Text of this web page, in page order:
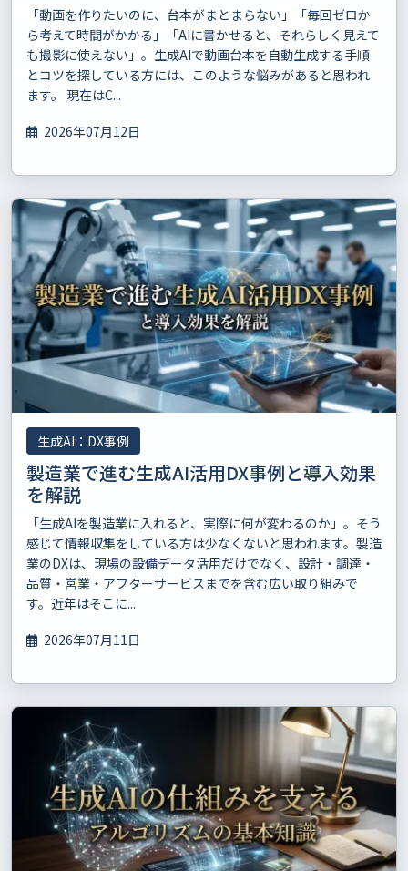
「動画を作りたいのに、台本がまとまらない」「毎回ゼロか
ら考えて時間がかかる」「AIに書かせると、それらしく見えて
も撮影に使えない」。生成AIで動画台本を自動生成する手順
とコツを探している方には、このような悩みがあると思われ
ます。 現在はC...
2026年07月12日
生成AI：DX事例
製造業で進む生成AI活用DX事例と導入効果
を解説
「生成AIを製造業に入れると、実際に何が変わるのか」。そう
感じて情報収集をしている方は少なくないと思われます。製造
業のDXは、現場の設備データ活用だけでなく、設計・調達・
品質・営業・アフターサービスまでを含む広い取り組みで
す。近年はそこに...
2026年07月11日